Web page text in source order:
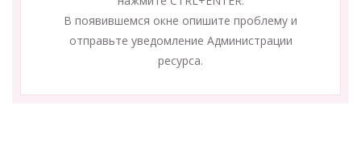
В появившемся окне опишите проблему и
отправьте уведомление Администрации
ресурса.